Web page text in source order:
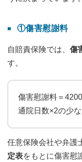
①傷害慰謝料
自賠責保険では、 傷
す。
傷害慰謝料＝
通院日数×2の少な
任意保険会社や弁護
定表をもとに傷害慰